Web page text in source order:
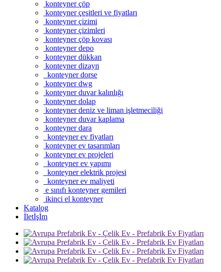
konteyner çöp
konteyner çeşitleri ve fiyatları
konteyner çizimi
konteyner çizimleri
konteyner çöp kovası
konteyner depo
konteyner dükkan
konteyner dizayn
konteyner dorse
konteyner dwg
konteyner duvar kalınlığı
konteyner dolap
konteyner deniz ve liman işletmeciliği
konteyner duvar kaplama
konteyner dara
konteyner ev fiyatları
konteyner ev tasarımları
konteyner ev projeleri
konteyner ev yapımı
konteyner elektrik projesi
konteyner ev maliyeti
e sınıfı konteyner gemileri
ikinci el konteyner
Katalog
İletİşİm